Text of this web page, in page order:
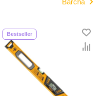
Bestseller